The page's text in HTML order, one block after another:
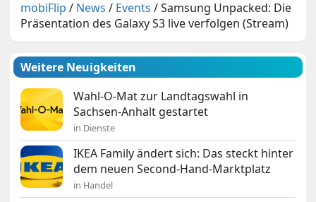
mobiFlip / News / Events /Samsung Unpacked: Die
Präsentation des Galaxy S3 live verfolgen (Stream)
Weitere Neuigkeiten
Wahl-O-Mat zur Landtagswahl in
Sachsen-Anhalt gestartet
in Dienste
IKEA Family ändert sich: Das steckt hinter
dem neuen Second-Hand-Marktplatz
in Handel